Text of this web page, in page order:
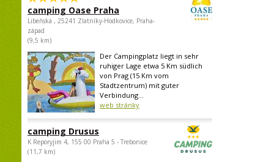
camping Oase Praha
Libeňská , 25241 Zlatníky-Hodkovice, Praha-
západ
(9,5 km)
Der Campingplatz liegt in sehr
ruhiger Lage etwa 5 Km südlich
von Prag (15 Km vom
Stadtzentrum) mit guter
Verbindung...
web stránky
camping Drusus
K Reporyjim 4, 155 00 Praha 5 - Trebonice
(11,7 km)